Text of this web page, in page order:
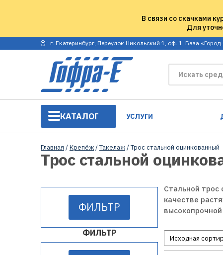
В связи со скачками
Для
г. Екатеринбург, Переулок Никольский 1, оф. 1, База «Город
КАТАЛОГ УСЛУГИ
Главная /Крепёж/Такелаж/ Трос стальной оцинкованный
Трос стальной
ФИЛЬТР
ФИЛЬТР
Стальной трос
качестве